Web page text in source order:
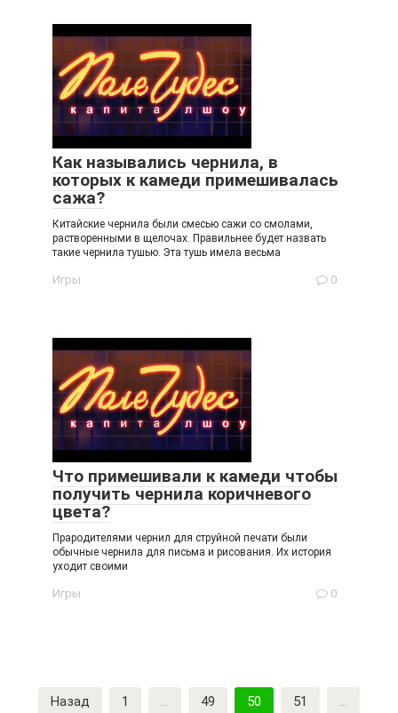
Как назывались чернила, в
которых к камеди примешивалась
сажа?
Китайские чернила были смесью сажи со смолами,
растворенными в щелочах. Правильнее будет назвать
такие чернила тушью. Эта тушь имела весьма
Игры 0
Что примешивали к камеди чтобы
получить чернила коричневого
цвета?
Прародителями чернил для струйной печати были
обычные чернила для письма и рисования. Их история
уходит своими
Игры 0
Пагинация
Назад 1 … 49 50 51 …